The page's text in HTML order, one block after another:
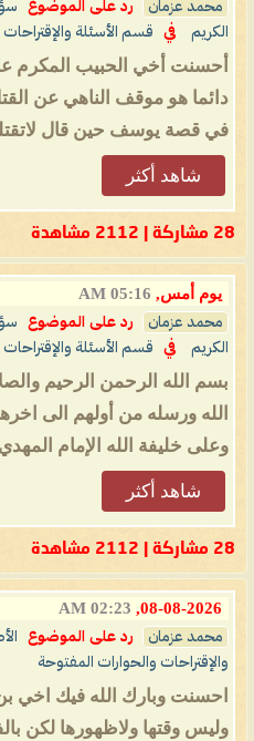
محمد عزمان رد على الموضوع
الكريم
في قسم الأسئلة
أحسنت أخي الحبيب المكرم
دائما هو موقف الناهي عن
في قصة يوسف حين قال
شاهد أكثر
28 مشاركة | 2112 مشاهدة
يوم أمس, 05:16 AM
محمد عزمان رد على الموضوع
الكريم
في قسم الأسئلة
بسم الله الرحمن الرحيم
الله ورسله من أولهم الى
وعلى خليفة الله الإمام
شاهد أكثر
28 مشاركة | 2112 مشاهدة
08-08-2026,
02:23 AM
محمد عزمان رد على الموضوع
والإقتراحات والحوارات المفتوحة
احسنت وبارك الله فيك اخي
وليس وقتها ولاظهورها لكن